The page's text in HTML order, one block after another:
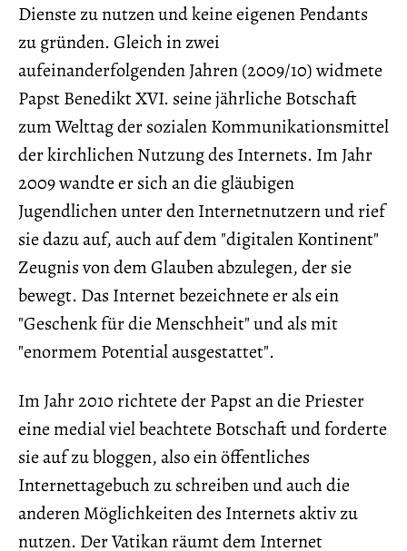
Dienste zu nutzen und keine eigenen Pendants
zu gründen. Gleich in zwei
aufeinanderfolgenden Jahren (2009/10) widmete
Papst Benedikt XVI. seine jährliche Botschaft
zum Welttag der sozialen Kommunikationsmittel
der kirchlichen Nutzung des Internets. Im Jahr
2009 wandte er sich an die gläubigen
Jugendlichen unter den Internetnutzern und rief
sie dazu auf, auch auf dem "digitalen Kontinent"
Zeugnis von dem Glauben abzulegen, der sie
bewegt. Das Internet bezeichnete er als ein
"Geschenk für die Menschheit" und als mit
"enormem Potential ausgestattet".
Im Jahr 2010 richtete der Papst an die Priester
eine medial viel beachtete Botschaft und forderte
sie auf zu bloggen, also ein öffentliches
Internettagebuch zu schreiben und auch die
anderen Möglichkeiten des Internets aktiv zu
nutzen. Der Vatikan räumt dem Internet